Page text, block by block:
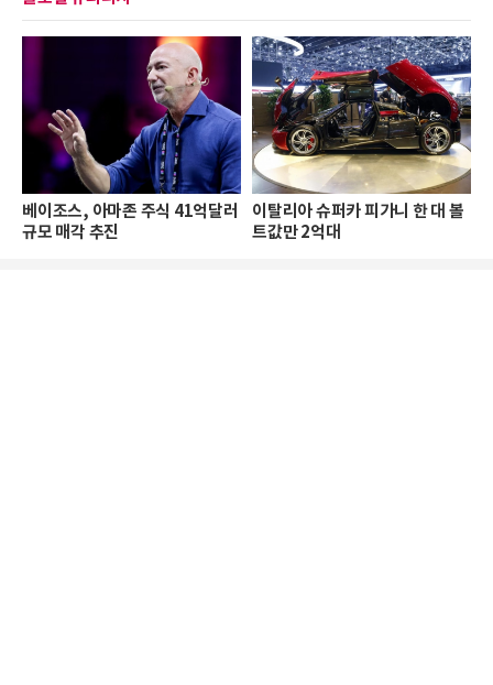
베이조스, 아마존 주식 41억달러
규모 매각 추진
이탈리아 슈퍼카 피가니 한 대 볼
트값만 2억대